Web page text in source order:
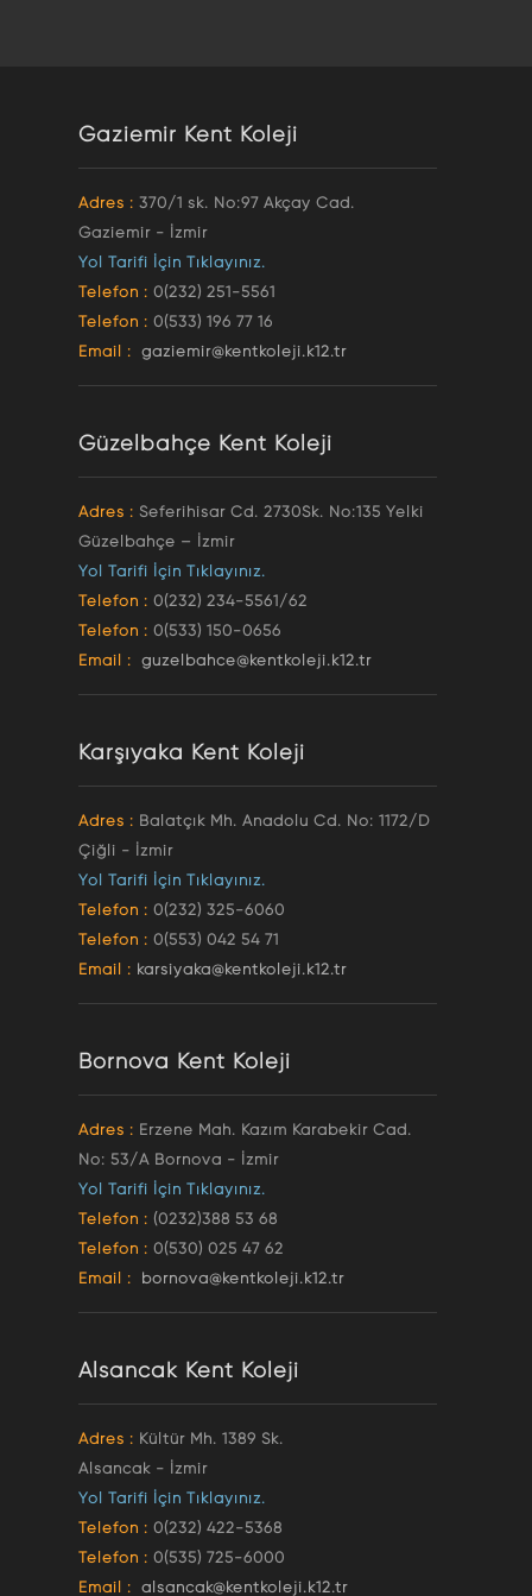
Gaziemir Kent Koleji
Adres : 370/1 sk. No:97 Akçay Cad.
Gaziemir - İzmir
Yol Tarifi İçin Tıklayınız.
Telefon : 0(232) 251-5561
Telefon : 0(533) 196 77 16
Email : gaziemir@kentkoleji.k12.tr
Güzelbahçe Kent Koleji
Adres : Seferihisar Cd. 2730Sk. No:135 Yelki
Güzelbahçe – İzmir
Yol Tarifi İçin Tıklayınız.
Telefon : 0(232) 234-5561/62
Telefon : 0(533) 150-0656
Email : guzelbahce@kentkoleji.k12.tr
Karşıyaka Kent Koleji
Adres : Balatçık Mh. Anadolu Cd. No: 1172/D
Çiğli - İzmir
Yol Tarifi İçin Tıklayınız.
Telefon : 0(232) 325-6060
Telefon : 0(553) 042 54 71
Email : karsiyaka@kentkoleji.k12.tr
Bornova Kent Koleji
Adres : Erzene Mah. Kazım Karabekir Cad.
No: 53/A Bornova - İzmir
Yol Tarifi İçin Tıklayınız.
Telefon : (0232)388 53 68
Telefon : 0(530) 025 47 62
Email :
bornova@kentkoleji.k12.tr
Alsancak Kent Koleji
Adres : Kültür Mh. 1389 Sk.
Alsancak - İzmir
Yol Tarifi İçin Tıklayınız.
Telefon : 0(232) 422-5368
Telefon : 0(535) 725-6000
Email : alsancak@kentkoleji.k12.tr